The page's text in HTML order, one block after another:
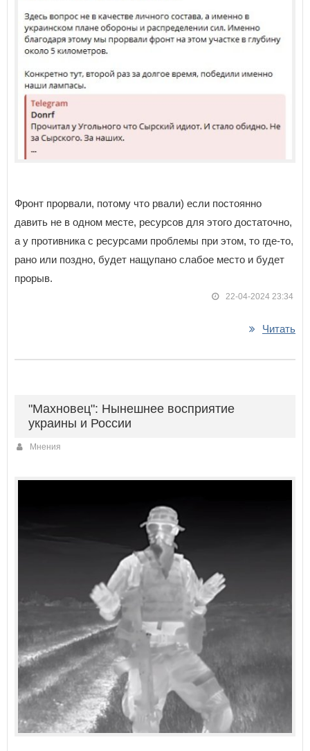
Фронт прорвали, потому что рвали) если постоянно
давить не в одном месте, ресурсов для этого достаточно,
а у противника с ресурсами проблемы при этом, то где-то,
рано или поздно, будет нащупано слабое место и будет
прорыв.
22-04-2024 23:34
Читать
"Махновец": Нынешнее восприятие
украины и России
Мнения